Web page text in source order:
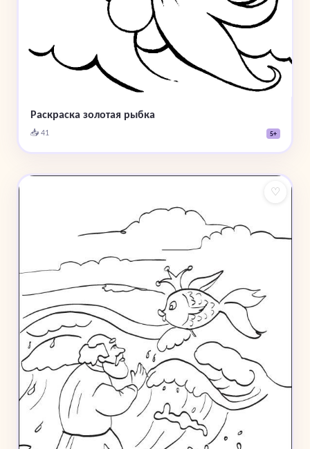
Раскраска золотая рыбка
📥 41 5+
♡